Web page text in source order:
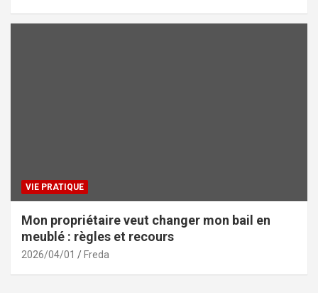
VIE PRATIQUE
Mon propriétaire veut changer mon bail en
meublé : règles et recours
2026/04/01 Freda